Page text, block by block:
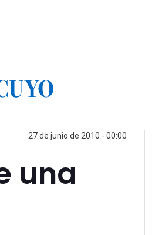
27 de junio de 2010 - 00:00
una